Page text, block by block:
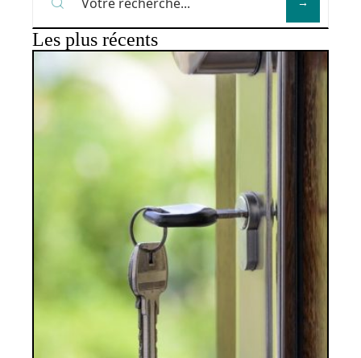
Les plus récents